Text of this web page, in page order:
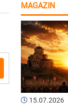
MAGAZIN
15.07.2026